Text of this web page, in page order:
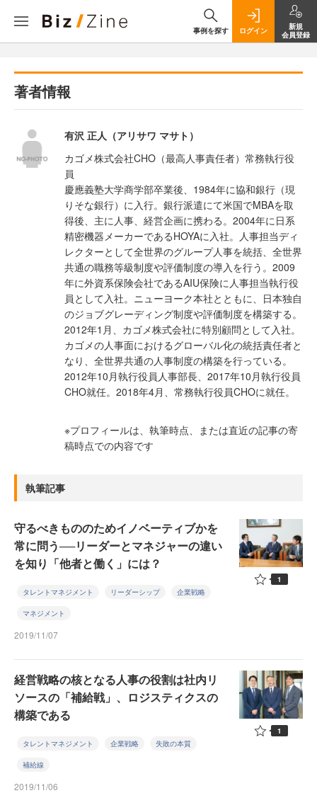
事例を探す ログイン
新規
会員登録
著者情報
有沢 正人（アリサワ マサト）
カゴメ株式会社CHO（最高人事責任者）常務執行役
員
慶應義塾大学商学部卒業後、1984年に協和銀行（現
りそな銀行）に入行。銀行派遣にて米国でMBAを取
得後、主に人事、経営企画に携わる。2004年に日系
精密機器メーカーであるHOYAに入社。人事担当ディ
レクターとして全世界のグループ人事を統括、全世界
共通の職務等級制度や評価制度の導入を行う。2009
年に外資系保険会社であるAIU保険に人事担当執行役
員として入社。ニューヨーク本社とともに、日本独自
のジョブグレーディング制度や評価制度を構築する。
2012年1月、カゴメ株式会社に特別顧問として入社。
カゴメの人事面におけるグローバル化の統括責任者と
なり、全世界共通の人事制度の構築を行っている。
2012年10月執行役員人事部長、2017年10月執行役員
CHO就任。2018年4月、常務執行役員CHOに就任。
※プロフィールは、執筆時点、または直近の記事の寄
稿時点での内容です
執筆記事
守るべきもののためイノベーティブかを
常に問う──リーダーとマネジャーの違い
を知り「他者と働く」には？
タレントマネジメント リーダーシップ 企業戦略
マネジメント
2019/11/07
1
経営戦略の核となる人事の役割は社内リ
ソースの「補給戦」、ロジスティクスの
構築である
タレントマネジメント 企業戦略 失敗の本質
補給線
2019/11/06
1